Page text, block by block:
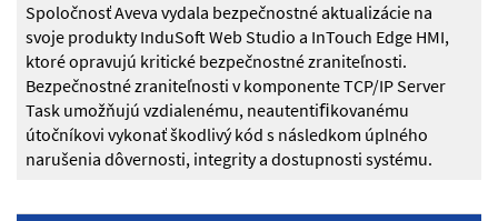
Spoločnosť Aveva vydala bezpečnostné aktualizácie na
svoje produkty InduSoft Web Studio a InTouch Edge HMI,
ktoré opravujú kritické bezpečnostné zraniteľnosti.
Bezpečnostné zraniteľnosti v komponente TCP/IP Server
Task umožňujú vzdialenému, neautentiﬁkovanému
útočníkovi vykonať škodlivý kód s následkom úplného
narušenia dôvernosti, integrity a dostupnosti systému.